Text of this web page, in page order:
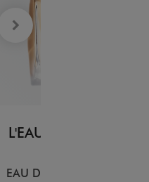
L'EAU KENZO
EAU DE TOILETTE